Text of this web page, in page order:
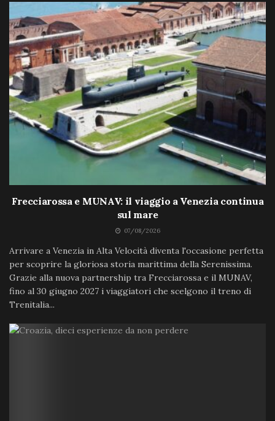
Frecciarossa e MUNAV: il viaggio a Venezia continua
sul mare
07/08/2026
Arrivare a Venezia in Alta Velocità diventa l'occasione perfetta
per scoprire la gloriosa storia marittima della Serenissima.
Grazie alla nuova partnership tra Frecciarossa e il MUNAV,
fino al 30 giugno 2027 i viaggiatori che scelgono il treno di
Trenitalia...